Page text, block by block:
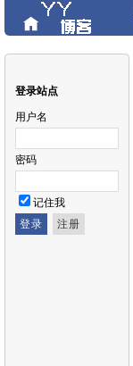
登录站点
用户名
密码
记住我